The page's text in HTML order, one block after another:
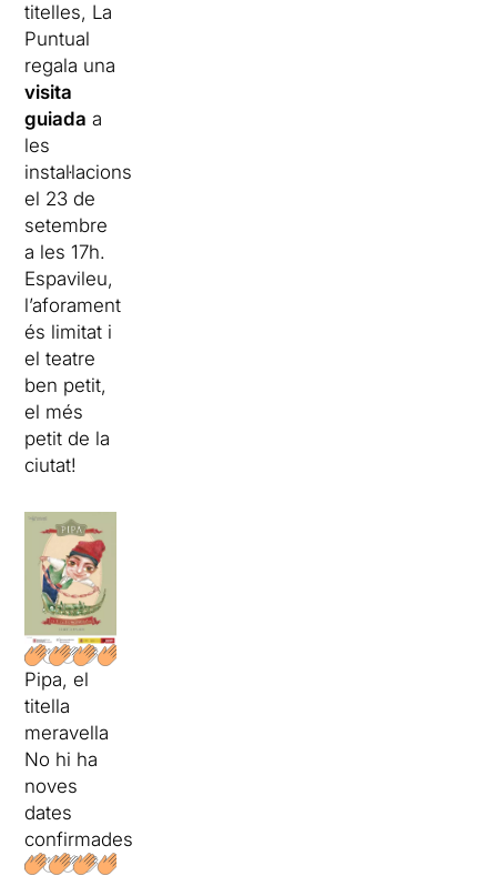
titelles, La
Puntual
regala una
visita
guiada a
les
instal·lacions
el 23 de
setembre
a les 17h.
Espavileu,
l’aforament
és limitat i
el teatre
ben petit,
el més
petit de la
ciutat!
Pipa, el
titella
meravella
No hi ha
noves
dates
confirmades